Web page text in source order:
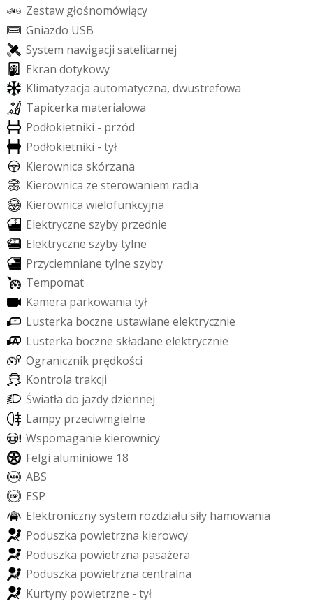
Zestaw głośnomówiący
Gniazdo USB
System nawigacji satelitarnej
Ekran dotykowy
Klimatyzacja automatyczna, dwustrefowa
Tapicerka materiałowa
Podłokietniki - przód
Podłokietniki - tył
Kierownica skórzana
Kierownica ze sterowaniem radia
Kierownica wielofunkcyjna
Elektryczne szyby przednie
Elektryczne szybytylne
Przyciemniane tylne szyby
Tempomat
Kamera parkowania tył
Lusterka boczne ustawiane elektrycznie
Lusterka boczne składane elektrycznie
Ogranicznik prędkości
Kontrola trakcji
Światła do jazdydziennej
Lampy przeciwmgielne
Wspomaganie kierownicy
Felgi aluminiowe 18
ABS
ESP
Elektronicznysystem rozdziału siły hamowania
Poduszka powietrzna kierowcy
Poduszka powietrzna pasażera
Poduszka powietrzna centralna
Kurtyny powietrzne - tył